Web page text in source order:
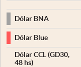
Dólar BNA
Dólar Blue
Dólar CCL (GD30,
48 hs)